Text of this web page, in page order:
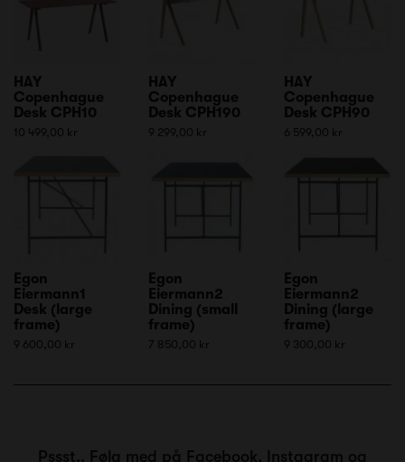
HAY
Copenhague
Desk CPH10
10 499,00 kr
HAY
Copenhague
Desk CPH190
9 299,00 kr
HAY
Copenhague
Desk CPH90
6 599,00 kr
Egon
Eiermann1
Desk (large
frame)
9 600,00 kr
Egon
Eiermann2
Dining (small
frame)
7 850,00 kr
Egon
Eiermann2
Dining (large
frame)
9 300,00 kr
Pssst.. Følg med på Facebook, Instagram og